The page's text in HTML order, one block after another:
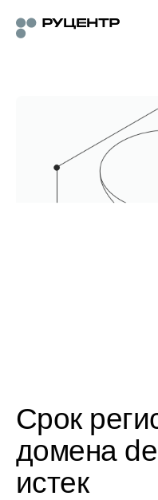
Срок
домена
истек